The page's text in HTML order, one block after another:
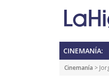
CINEMANÍA:
Cinemanía >